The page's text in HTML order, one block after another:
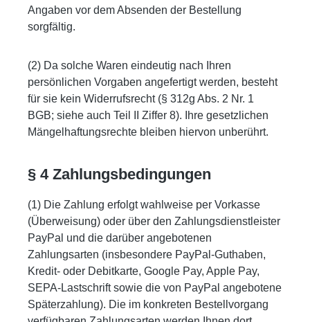
Angaben vor dem Absenden der Bestellung
sorgfältig.
(2) Da solche Waren eindeutig nach Ihren
persönlichen Vorgaben angefertigt werden, besteht
für sie kein Widerrufsrecht (§ 312g Abs. 2 Nr. 1
BGB; siehe auch Teil II Ziffer 8). Ihre gesetzlichen
Mängelhaftungsrechte bleiben hiervon unberührt.
§ 4 Zahlungsbedingungen
(1) Die Zahlung erfolgt wahlweise per Vorkasse
(Überweisung) oder über den Zahlungsdienstleister
PayPal und die darüber angebotenen
Zahlungsarten (insbesondere PayPal-Guthaben,
Kredit- oder Debitkarte, Google Pay, Apple Pay,
SEPA-Lastschrift sowie die von PayPal angebotene
Späterzahlung). Die im konkreten Bestellvorgang